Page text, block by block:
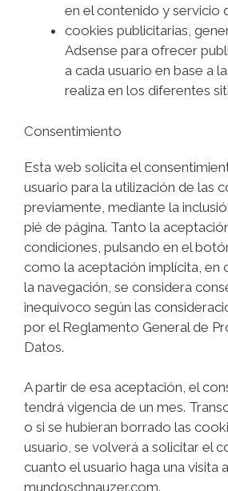
en el contenido y servicio
cookies publicitarias,
Adsense para ofrecer
a cada usuario en base a
realiza en los diferentes
Consentimiento
Esta web solicita el
usuario para la utilización de las
previamente, mediante la
pié de página. Tanto la
condiciones, pulsando en el
como la aceptación implícita, en
la navegación, se considera
inequívoco según las
por el Reglamento General de
Datos.
A partir de esa aceptación, el
tendrá vigencia de un mes.
o si se hubieran borrado las
usuario, se volverá a solicitar el
cuanto el usuario haga una visita
mundoschnauzer.com.